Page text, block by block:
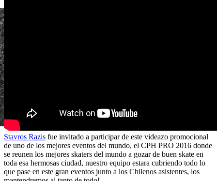
Stavros Razis fue invitado a participar de este videazo promocional
de uno de los mejores eventos del mundo, el CPH PRO 2016 donde
se reunen los mejores skaters del mundo a gozar de buen skate en
toda esa hermosas ciudad, nuestro equipo estara cubriendo todo lo
que pase en este gran eventos junto a los Chilenos asistentes, los